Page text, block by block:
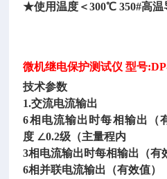
★使用温度＜300℃ 350#高温
微机继电保护测试仪 型号
技术参数
1.交流电流输出
6相电流输出时每相输出（
度 ∠0.2级（主量程内
3相电流输出时每相输出（有
6相并联电流输出（有效值）